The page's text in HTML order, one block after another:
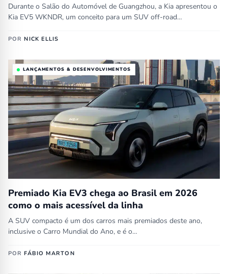
Durante o Salão do Automóvel de Guangzhou, a Kia apresentou o
Kia EV5 WKNDR, um conceito para um SUV off-road…
PORNICK ELLIS
LANÇAMENTOS & DESENVOLVIMENTOS
Premiado Kia EV3 chega ao Brasil em 2026
como o mais acessível da linha
A SUV compacto é um dos carros mais premiados deste ano,
inclusive o Carro Mundial do Ano, e é o…
PORFÁBIO MARTON